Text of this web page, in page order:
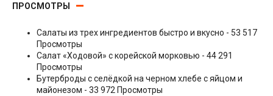
ПРОСМОТРЫ
Салаты из трех ингредиентов быстро и вкусно - 53 517
Просмотры
Салат «Ходовой» с корейской морковью - 44 291
Просмотры
Бутерброды с селёдкой на черном хлебе с яйцом и
майонезом - 33 972 Просмотры